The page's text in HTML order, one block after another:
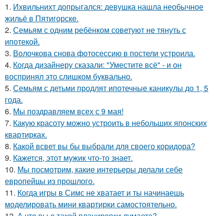
1. Ихвильнихт допрыгался: девушка нашла необычное
жильё в Пятигорске.
2. Семьям с одним ребёнком советуют не тянуть с
ипотекой.
3. Волочкова снова фотосессию в постели устроила.
4. Когда дизайнеру сказали: "Уместите всё" - и он
воспринял это слишком буквально.
5. Семьям с детьми продлят ипотечные каникулы до 1, 5
года.
6. Мы поздравляем всех с 9 мая!
7. Какую красоту можно устроить в небольших японских
квартирках.
8. Какой всвет вы бы выбрали для своего коридора?
9. Кажется, этот мужик что-то знает.
10. Мы посмотрим, какие интерьеры делали себе
европейцы из прошлого.
11. Когда игры в Симс не хватает и ты начинаешь
моделировать мини квартирки самостоятельно.